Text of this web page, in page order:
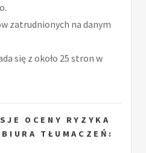
zatrudnionych na danym
się z około 25 stron w
OCENY RYZYKA
TŁUMACZEŃ: